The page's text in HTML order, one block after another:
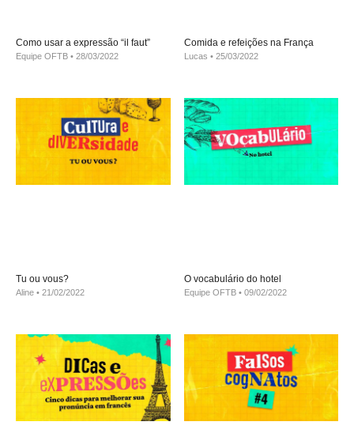
Como usar a expressão “il faut”
Equipe OFTB 28/03/2022
Comida e refeições na França
Lucas 25/03/2022
Tu ou vous?
Aline 21/02/2022
O vocabulário do hotel
Equipe OFTB 09/02/2022